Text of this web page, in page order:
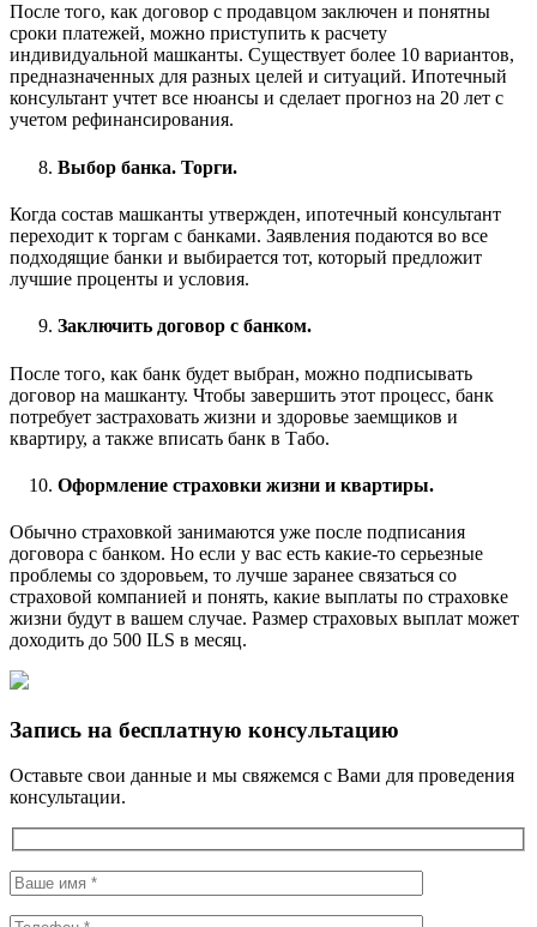
После того, как договор с продавцом заключен и понятны
сроки платежей, можно приступить к расчету
индивидуальной машканты. Существует более 10 вариантов,
предназначенных для разных целей и ситуаций. Ипотечный
консультант учтет все нюансы и сделает прогноз на 20 лет с
учетом рефинансирования.
Выбор банка. Торги.
Когда состав машканты утвержден, ипотечный консультант
переходит к торгам с банками. Заявления подаются во все
подходящие банки и выбирается тот, который предложит
лучшие проценты и условия.
Заключить договор с банком.
После того, как банк будет выбран, можно подписывать
договор на машканту. Чтобы завершить этот процесс, банк
потребует застраховать жизни и здоровье заемщиков и
квартиру, а также вписать банк в Табо.
Оформление страховки жизни и квартиры.
Обычно страховкой занимаются уже после подписания
договора с банком. Но если у вас есть какие-то серьезные
проблемы со здоровьем, то лучше заранее связаться со
страховой компанией и понять, какие выплаты по страховке
жизни будут в вашем случае. Размер страховых выплат может
доходить до 500 ILS в месяц.
Запись на бесплатную консультацию
Оставьте свои данные и мы свяжемся с Вами для проведения
консультации.